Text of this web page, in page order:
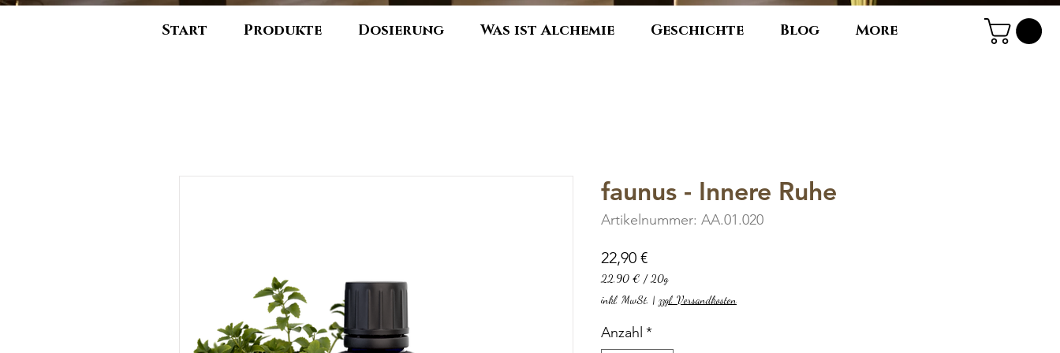
Start Produkte Dosierung Was ist Alchemie Geschichte Blog More
faunus - Innere Ruhe
Artikelnummer: AA.01.020
22,90 €Preis
22,90 € /20g
22,90 €
pro
Gramm
inkl. MwSt. | zzgl. Versandkosten
Anzahl *